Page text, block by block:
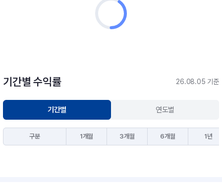
기간별 수익률 26.08.05 기준
기간별 연도별
구분 1개월 3개월 6개월 1년